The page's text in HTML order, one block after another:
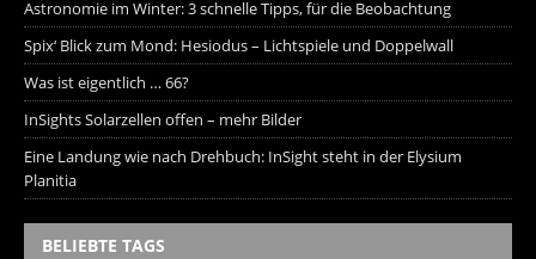
Astronomie im Winter: 3 schnelle Tipps, für die Beobachtung
Spix‘ Blick zum Mond: Hesiodus – Lichtspiele und Doppelwall
Was ist eigentlich … 66?
InSights Solarzellen offen – mehr Bilder
Eine Landung wie nach Drehbuch: InSight steht in der Elysium
Planitia
BELIEBTE TAGS